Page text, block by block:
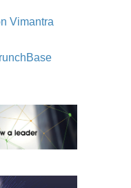
Vimantra